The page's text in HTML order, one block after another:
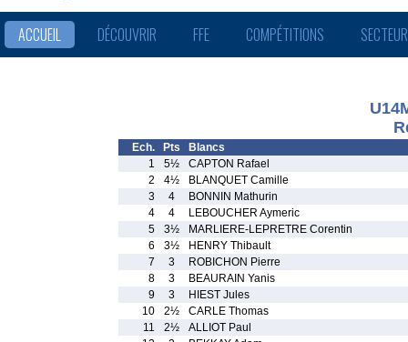
ACCUEIL DÉCOUVRIR FFE COMPÉTITIONS
Ech. Pts
Blancs
1
5½
CAPTON Rafael
2
4½
BLANQUET Camille
3
4
BONNIN Mathurin
4
4
LEBOUCHER Aymeric
5
3½
MARLIERE-LEPRETRE Corentin
6
3½
HENRY Thibault
7
3
ROBICHON Pierre
8
3
BEAURAIN Yanis
9
3
HIEST Jules
10
2½
CARLE Thomas
11
2½
ALLIOT Paul